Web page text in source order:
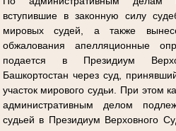
вступившие в законную силу
мировых судей, а также
обжалования апелляционные
подается в Президиум
Башкортостан через суд,
участок мирового судьи. При этом
административным делом
судьей в Президиум Верховного